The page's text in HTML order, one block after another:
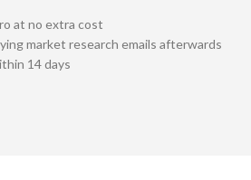
at no extra cost
market research emails afterwards
14 days